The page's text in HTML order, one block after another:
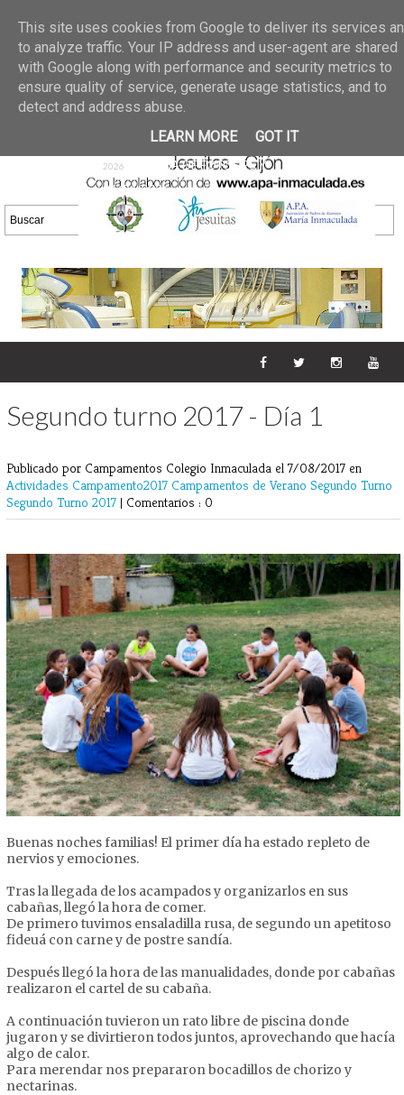
02 jun 2026
GALERIA DE FOTOS
30/05/2026
25 may 2026
GALERIA
DE FOTOS 23/05/2026
20 may
2026
GALERIA DE FOTOS
16/05/2026
DE FOTOS 09/05/2026
28 abr
2026
GALERIA DE FOTOS 25 Y
26/04/2026
Segundo turno 2017 - Día 1
Publicado por Campamentos Colegio Inmaculada el 7/08/2017 en
Actividades Campamento2017 Campamentos de Verano Segundo Turno
Segundo Turno 2017 | Comentarios : 0
Buenas noches familias! El primer día ha estado repleto de
nervios y emociones.
Tras la llegada de los acampados y organizarlos en sus
cabañas, llegó la hora de comer.
De primero tuvimos ensaladilla rusa, de segundo un apetitoso
fideuá con carne y de postre sandía.
Después llegó la hora de las manualidades, donde por cabañas
realizaron el cartel de su cabaña.
A continuación tuvieron un rato libre de piscina donde
jugaron y se divirtieron todos juntos, aprovechando que hacía
algo de calor.
Para merendar nos prepararon bocadillos de chorizo y
nectarinas.
This site uses cookies from Google to deliver its services
to analyze traffic. Your IP address and user-agent are shared
with Google along with performance and security metrics to
ensure quality of service, generate usage statistics, and to
detect and address abuse.
LEARN MORE
GOT IT